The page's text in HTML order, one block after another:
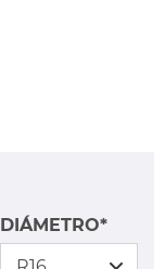
DIÁMETRO*